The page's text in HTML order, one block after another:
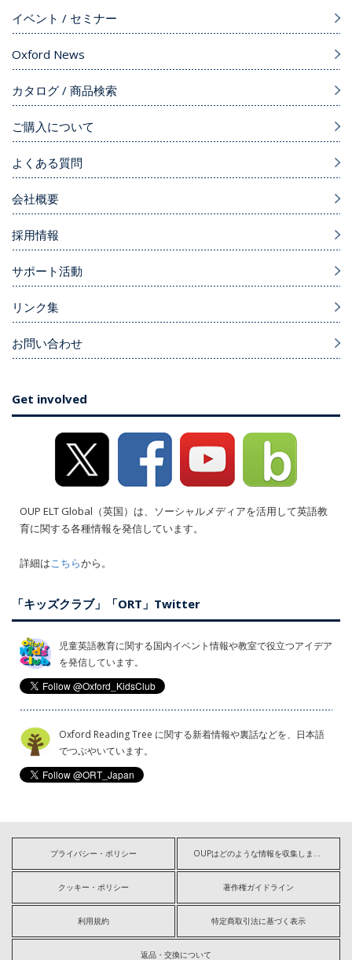
イベント / セミナー
Oxford News
カタログ / 商品検索
ご購入について
よくある質問
会社概要
採用情報
サポート活動
リンク集
お問い合わせ
Get involved
OUP ELT Global（英国）は、ソーシャルメディアを活用して英語教
育に関する各種情報を発信しています。
詳細はこちらから。
「キッズクラブ」「ORT」Twitter
児童英語教育に関する国内イベント情報や教室で役立つアイデア
を発信しています。
Oxford Reading Tree に関する新着情報や裏話などを、日本語
でつぶやいています。
プライバシー・ポリシー
クッキー・ポリシー 著作権ガイドライン
利用規約 特定商取引法に基づく表示
返品・交換について